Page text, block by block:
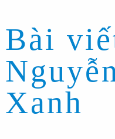
Bài
Xanh